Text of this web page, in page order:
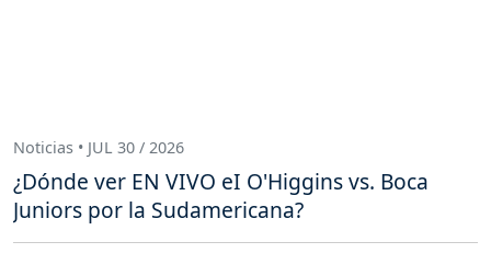
Noticias • JUL 30 / 2026
¿Dónde ver EN VIVO eI O'Higgins vs. Boca
Juniors por la Sudamericana?